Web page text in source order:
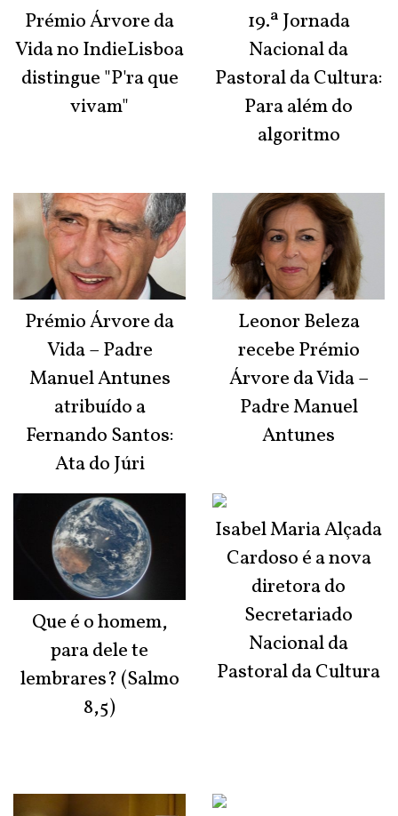
Prémio Árvore da
Vida no IndieLisboa
distingue "P'ra que
vivam"
Prémio Árvore da
Vida – Padre
Manuel Antunes
atribuído a
Fernando Santos:
Ata do Júri
Que é o homem,
para dele te
lembrares? (Salmo
8,5)
19.ª Jornada
Nacional da
Pastoral da Cultura:
Para além do
algoritmo
Leonor Beleza
recebe Prémio
Árvore da Vida –
Padre Manuel
Antunes
Isabel Maria Alçada
Cardoso é a nova
diretora do
Secretariado
Nacional da
Pastoral da Cultura